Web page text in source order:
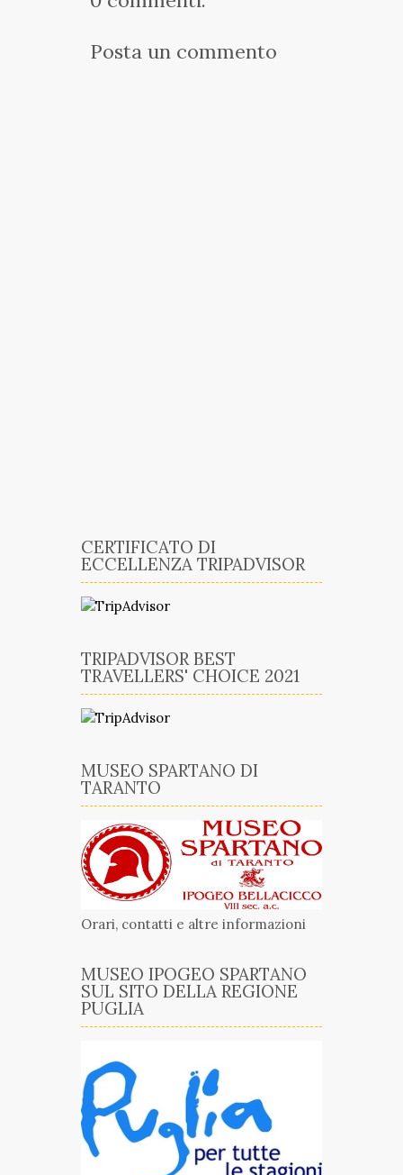
Posta un commento
CERTIFICATO DI
ECCELLENZA TRIPADVISOR
TRIPADVISOR BEST
TRAVELLERS' CHOICE 2021
MUSEO SPARTANO DI
TARANTO
Orari, contatti e altre informazioni
MUSEO IPOGEO SPARTANO
SUL SITO DELLA REGIONE
PUGLIA